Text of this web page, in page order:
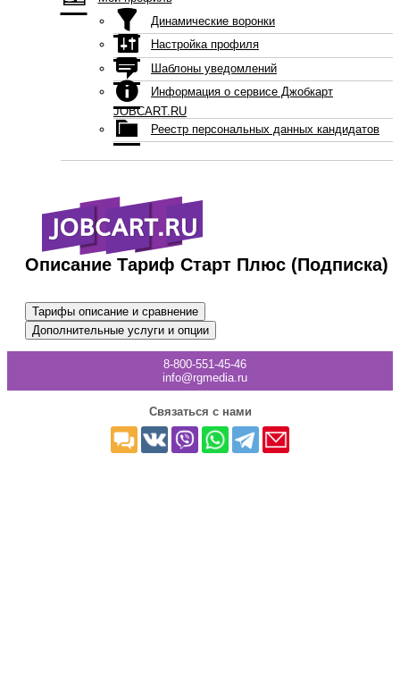
Динамические воронки
Настройка профиля
Шаблоны уведомлений
Информация о сервисе Джобкарт
JOBCART.RU
Реестр персональных данных кандидатов
Описание Тариф Старт Плюс (Подписка)
Тарифы описание и сравнение
Дополнительные услуги и опции
8-800-551-45-46
info@rgmedia.ru
Связаться с нами